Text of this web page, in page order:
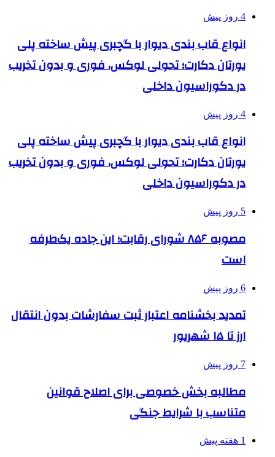
4 روز پیش
انواع قاب بندی دیوار با گچبری پیش ساخته پلی
یورتان دکارت؛ تحولی لوکس، فوری و بدون تخریب
در دکوراسیون داخلی
4 روز پیش
انواع قاب بندی دیوار با گچبری پیش ساخته پلی
یورتان دکارت؛ تحولی لوکس، فوری و بدون تخریب
در دکوراسیون داخلی
5 روز پیش
مصوبه ۸۵۶ شورای رقابت؛ این جاده یک‌طرفه
است
6 روز پیش
تمدید بخشنامه اعتبار ثبت سفارشات بدون انتقال
ارز تا ۱۵ شهریور
7 روز پیش
مطالبه بخش خصوصی برای اصلاح قوانین
متناسب با شرایط جنگی
1 هفته پیش